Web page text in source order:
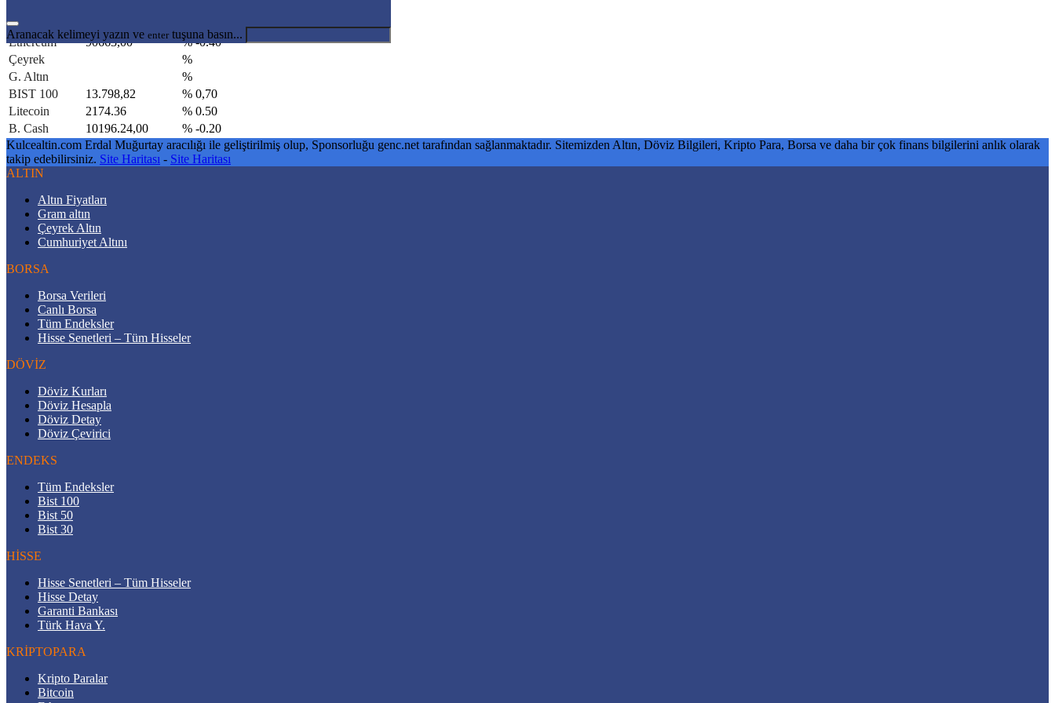
Aranacak kelimeyi yazın ve entertuşuna basın...
Bitcoin
Ethereum
90663,00
% -0.40
Çeyrek
%
G. Altın
%
BIST 100
13.798,82
% 0,70
Litecoin
2174.36
% 0.50
B. Cash
10196.24,00
% -0.20
Kulcealtin.com Erdal Muğurtay aracılığı ile geliştirilmiş olup, Sponsorluğu genc.net tarafından sağlanmaktadır. Sitemizden Altın, Döviz Bilgileri, Kripto Para, Borsa ve daha bir çok finans bilgilerini anlık olarak
takip edebilirsiniz. Site Haritası - Site Haritası
ALTIN
Altın Fiyatları
Gram altın
Çeyrek Altın
Cumhuriyet Altını
BORSA
Borsa Verileri
Canlı Borsa
Tüm Endeksler
Hisse Senetleri – Tüm Hisseler
DÖVİZ
Döviz Kurları
Döviz Hesapla
Döviz Detay
Döviz Çevirici
ENDEKS
Tüm Endeksler
Bist 100
Bist 50
Bist 30
HİSSE
Hisse Senetleri – Tüm Hisseler
Hisse Detay
Garanti Bankası
Türk Hava Y.
KRİPTOPARA
Kripto Paralar
Bitcoin